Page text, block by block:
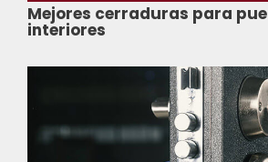
Mejores cerraduras para
interiores